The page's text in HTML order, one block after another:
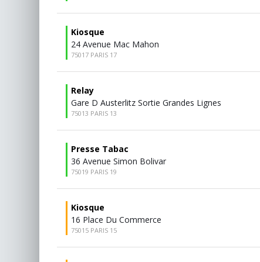
Kiosque
24 Avenue Mac Mahon
75017 PARIS 17
Relay
Gare D Austerlitz Sortie Grandes Lignes
75013 PARIS 13
Presse Tabac
36 Avenue Simon Bolivar
75019 PARIS 19
Kiosque
16 Place Du Commerce
75015 PARIS 15